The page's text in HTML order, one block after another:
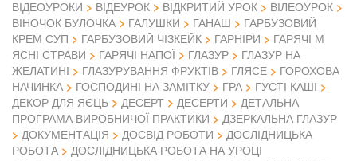
ВІДЕОУРОКИ
ВІДЕУРОК ВІДКРИТИЙ УРОК
ВІЛЕОУРОК
ВІНОЧОК БУЛОЧКА
ГАЛУШКИ ГАНАШ
ГАРБУЗОВИЙ
КРЕМ СУП
ГАРБУЗОВИЙ ЧІЗКЕЙК ГАРНІРИ
ГАРЯЧІ М
ЯСНІ СТРАВИ
ГАРЯЧІ НАПОЇ ГЛАЗУР
ГЛАЗУР НА
ЖЕЛАТИНІ
ГЛАЗУРУВАННЯ ФРУКТІВ ГЛЯСЕ
ГОРОХОВА
НАЧИНКА
ГОСПОДИНІ НА ЗАМІТКУ ГРА
ГУСТІ КАШІ
ДЕКОР ДЛЯ ЯЄЦЬ
ДЕСЕРТ ДЕСЕРТИ
ДЕТАЛЬНА
ПРОГРАМА ВИРОБНИЧОЇ ПРАКТИКИ
ДЗЕРКАЛЬНА ГЛАЗУР
ДОКУМЕНТАЦІЯ
ДОСВІД РОБОТИ
ДОСЛІДНИЦЬКА
РОБОТА
ДОСЛІДНИЦЬКА РОБОТА НА УРОЦІ